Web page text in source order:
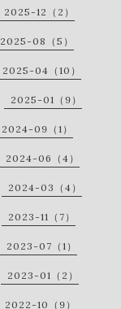
2025-12（2）
2025-08（5）
2025-04（10）
2025-01（9）
2024-09（1）
2024-06（4）
2024-03（4）
2023-11（7）
2023-07（1）
2023-01（2）
2022-10（9）